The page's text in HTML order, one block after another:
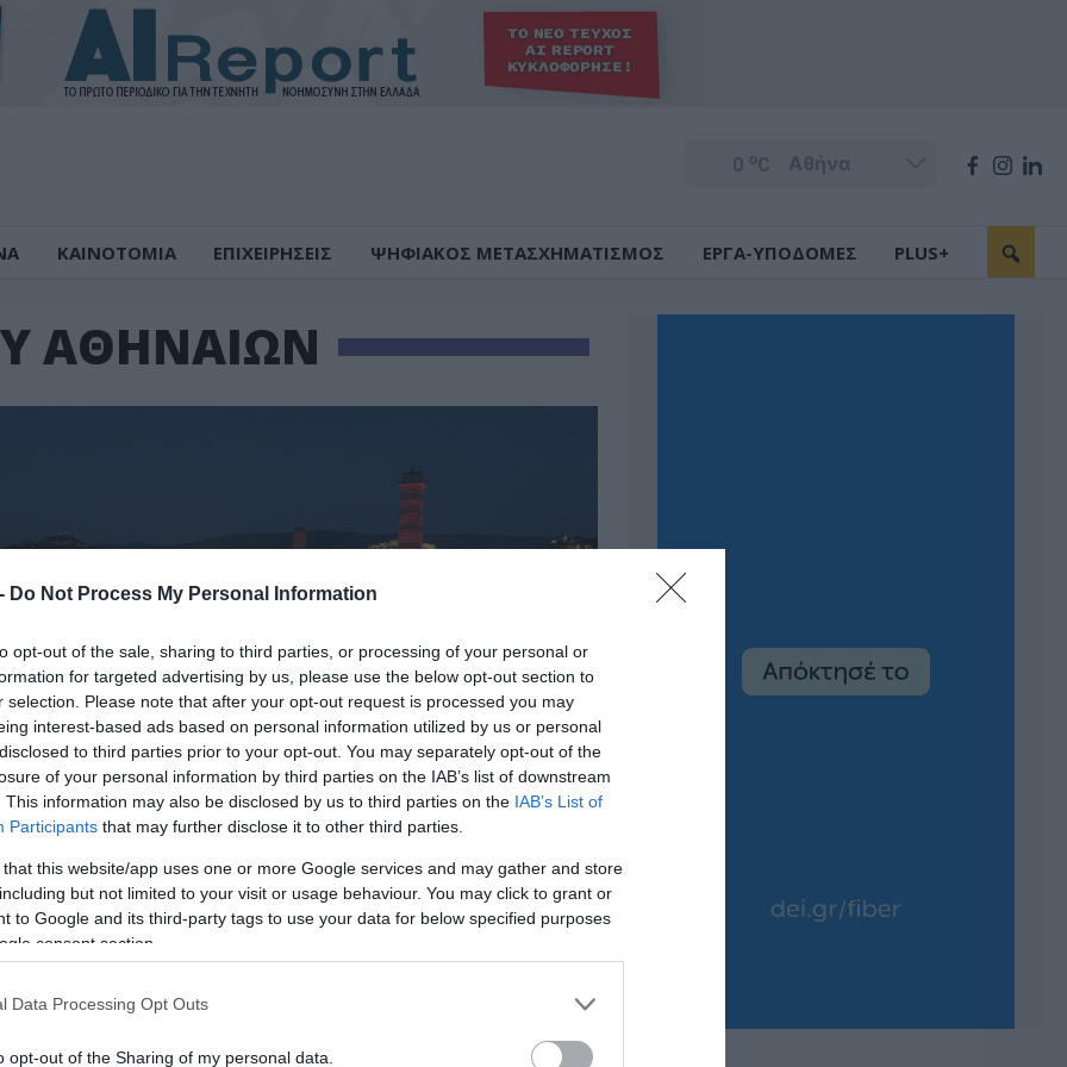
Do Not Process My Personal Information
opt-out of the sale, sharing to third parties, or processing of your personal or
for targeted advertising by us, please use the below opt-out section to
selection. Please note that after your opt-out request is processed you may
interest-based ads based on personal information utilized by us or personal
to third parties prior to your opt-out. You may separately opt-out of the
of your personal information by third parties on the IAB’s list of downstream
This information may also be disclosed by us to third parties on the IAB’s List of
Participants that may further disclose it to other third parties.
that this website/app uses one or more Google services and may gather and store
but not limited to your visit or usage behaviour. You may click to grant or
to Google and its third-party tags to use your data for below specified purposes
consent section.
Data Processing Opt Outs
opt-out of the Sharing of my personal data.
0 oC
ΚΑΙΝΟΤΟΜΙΑ ΕΠΙΧΕΙΡΗΣΕΙΣ ΨΗΦΙΑΚΟΣ ΜΕΤΑΣΧΗΜΑΤΙΣΜΟΣ ΕΡΓΑ-ΥΠΟΔΟΜΕΣ PLUS+
ΑΘΗΝΑΙΩΝ